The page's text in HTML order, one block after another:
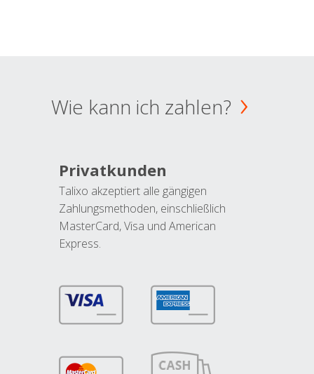
Wie kann ich zahlen?
Privatkunden
Talixo akzeptiert alle gängigen
Zahlungsmethoden, einschließlich
MasterCard, Visa und American
Express.